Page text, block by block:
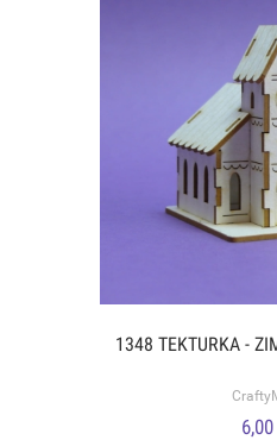
1348 TEKTURKA -
6,00